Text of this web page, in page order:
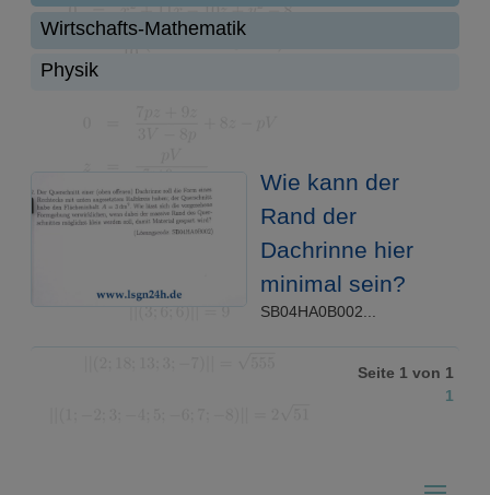
Wirtschafts-Mathematik
Physik
Wie kann der
Rand der
Dachrinne hier
minimal sein?
SB04HA0B002...
Seite 1 von 1
1